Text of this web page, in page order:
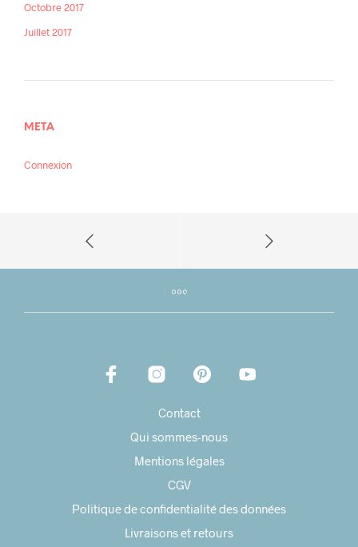
Octobre 2017
Juillet 2017
META
Connexion
Contact
Qui sommes-nous
Mentions légales
CGV
Politique de confidentialité des données
Livraisons et retours